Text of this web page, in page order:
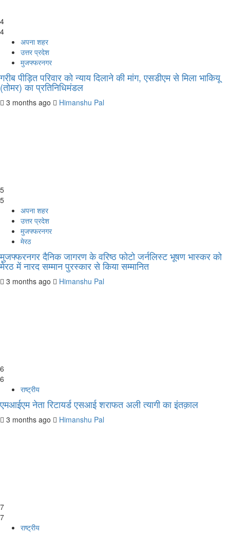
4
4
अपना शहर
उत्तर प्रदेश
मुजफ्फरनगर
गरीब पीड़ित परिवार को न्याय दिलाने की मांग, एसडीएम से मिला भाकियू
(तोमर) का प्रतिनिधिमंडल
3 months ago Himanshu Pal
5
5
अपना शहर
उत्तर प्रदेश
मुजफ्फरनगर
मेरठ
मुजफ्फरनगर दैनिक जागरण के वरिष्ठ फोटो जर्नलिस्ट भूषण भास्कर को
मेरठ में नारद सम्मान पुरस्कार से किया सम्मानित
3 months ago Himanshu Pal
6
6
राष्ट्रीय
एमआईएम नेता रिटायर्ड एसआई शराफत अली त्यागी का इंतक़ाल
3 months ago Himanshu Pal
7
7
राष्ट्रीय